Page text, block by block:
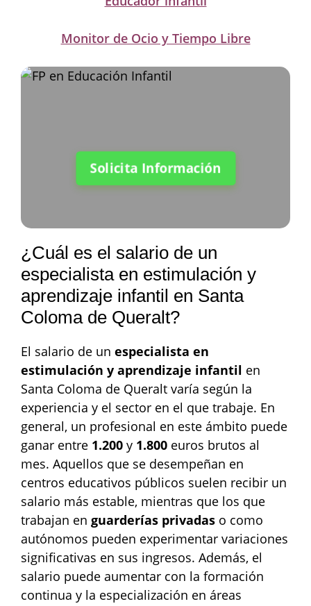
Monitor de Ocio y Tiempo Libre
Solicita Información
¿Cuál es el salario de un
especialista en estimulación y
aprendizaje infantil en Santa
Coloma de Queralt?
El salario de un especialista en
estimulación y aprendizaje infantil en
Santa Coloma de Queralt varía según la
experiencia y el sector en el que trabaje. En
general, un profesional en este ámbito puede
ganar entre 1.200 y 1.800 euros brutos al
mes. Aquellos que se desempeñan en
centros educativos públicos suelen recibir un
salario más estable, mientras que los que
trabajan en guarderías privadas o como
autónomos pueden experimentar variaciones
significativas en sus ingresos. Además, el
salario puede aumentar con la formación
continua y la especialización en áreas